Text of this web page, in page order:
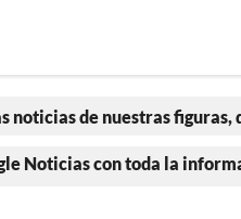
noticias de nuestras
Noticias con toda la